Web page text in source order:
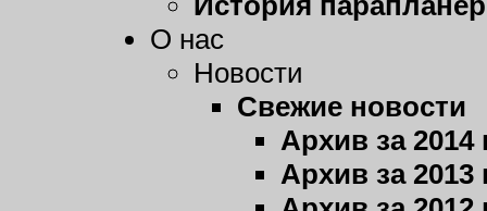
О нас
Новости
Свежие новости
Архив за 2014
Архив за 2013